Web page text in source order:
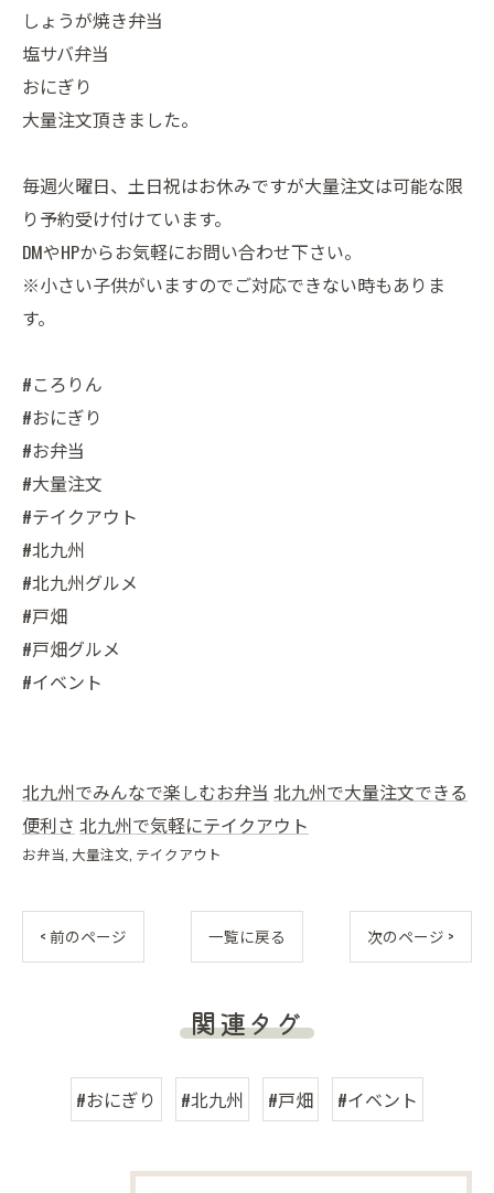
しょうが焼き弁当
塩サバ弁当
おにぎり
大量注文頂きました。
毎週火曜日、土日祝はお休みですが大量注文は可能な限
り予約受け付けています。
DMやHPからお気軽にお問い合わせ下さい。
※小さい子供がいますのでご対応できない時もありま
す。
#ころりん
#おにぎり
#お弁当
#大量注文
#テイクアウト
#北九州
#北九州グルメ
#戸畑
#戸畑グルメ
#イベント
北九州でみんなで楽しむお弁当 北九州で大量注文できる
便利さ 北九州で気軽にテイクアウト
お弁当 大量注文 テイクアウト
< 前のページ 一覧に戻る 次のページ >
関連タグ
#おにぎり #北九州 #戸畑 #イベント